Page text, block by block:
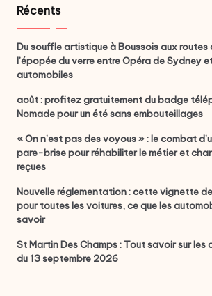
Récents
Du souffle artistique à Boussois aux routes
l’épopée du verre entre Opéra de Sydney
automobiles
août : profitez gratuitement du badge
Nomade pour un été sans embouteillages
« On n’est pas des voyous » : le combat
pare-brise pour réhabiliter le métier et
reçues
Nouvelle réglementation : cette vignette
pour toutes les voitures, ce que les
savoir
St Martin Des Champs : Tout savoir sur les
du 13 septembre 2026